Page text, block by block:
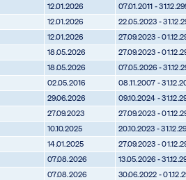
12.01.2026
07.01.2011 -
12.01.2026
22.05.2023 -
12.01.2026
27.09.2023 -
18.05.2026
27.09.2023 -
18.05.2026
07.05.2026 -
02.05.2016
08.11.2007 -
29.06.2026
09.10.2024 -
27.09.2023
27.09.2023 -
10.10.2025
20.10.2023 -
14.01.2025
27.09.2023 -
07.08.2026
13.05.2026 -
07.08.2026
30.06.2022 -